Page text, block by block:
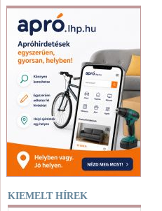
KIEMELT HÍREK